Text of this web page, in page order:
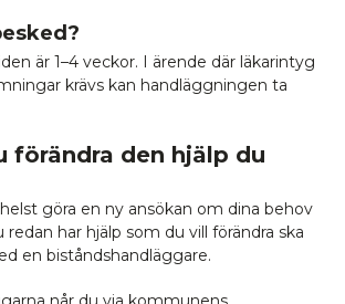
är 1–4 veckor. I ärende där läkarintyg
krävs kan handläggningen ta
förändra den hjälp du
göra en ny ansökan om dina behov
redan har hjälp som du vill förändra ska
en biståndshandläggare.